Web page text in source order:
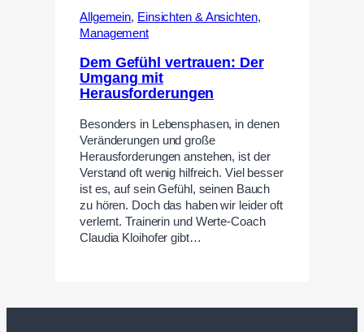
Allgemein, Einsichten & Ansichten,
Management
Dem Gefühl vertrauen: Der
Umgang mit
Herausforderungen
Besonders in Lebensphasen, in denen
Veränderungen und große
Herausforderungen anstehen, ist der
Verstand oft wenig hilfreich. Viel besser
ist es, auf sein Gefühl, seinen Bauch
zu hören. Doch das haben wir leider oft
verlernt. Trainerin und Werte-Coach
Claudia Kloihofer gibt…